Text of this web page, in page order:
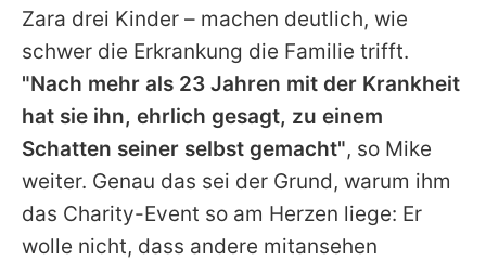
Zara drei Kinder – machen deutlich, wie
schwer die Erkrankung die Familie trifft.
"Nach mehr als 23 Jahren mit der Krankheit
hat sie ihn, ehrlich gesagt, zu einem
Schatten seiner selbst gemacht", so Mike
weiter. Genau das sei der Grund, warum ihm
das Charity-Event so am Herzen liege: Er
wolle nicht, dass andere mitansehen